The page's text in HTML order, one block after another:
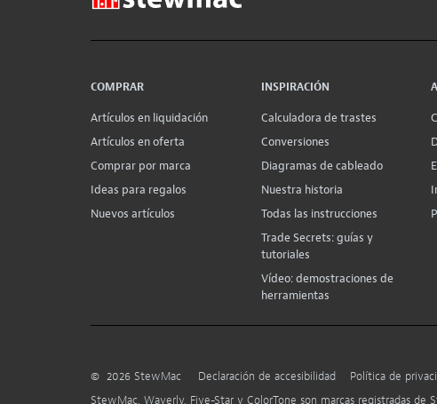
COMPRAR
Artículos en liquidación
Artículos en oferta
Comprar por marca
Ideas para regalos
Nuevos artículos
INSPIRACIÓN
Calculadora de trastes
Conversiones
Diagramas de cableado
Nuestra historia
Todas las instrucciones
Trade Secrets: guías y
tutoriales
Vídeo: demostraciones de
herramientas
© 2026 StewMac Declaración de accesibilidad Política de
StewMac, Waverly, Five-Star y ColorTone son marcas registradas